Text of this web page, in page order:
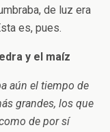
de luz era
es, pues.
y el maíz
aún el tiempo de
grandes, los que
de por sí